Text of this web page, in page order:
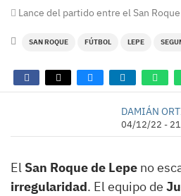
Lance del partido entre el San
SAN ROQUE FÚTBOL LEPE
DAMIÁN
04/12/22 -
El San Roque de Lepe no
irregularidad. El equipo de